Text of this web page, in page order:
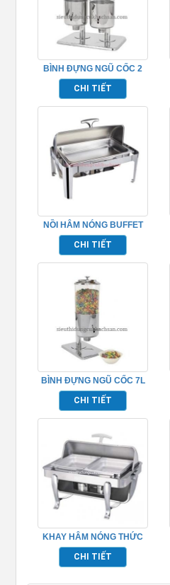
BÌNH ĐỰNG NGŨ CỐC 2
NGĂN INOX TP697044
CHI TIẾT
NỒI HÂM NÓNG BUFFET
HÌNH CHỮ NHẬT
TP697001
CHI TIẾT
BÌNH ĐỰNG NGŨ CỐC 7L
1 NGĂN TP697043
CHI TIẾT
KHAY HÂM NÓNG THỨC
ĂN BUFFET – TP697023
CHI TIẾT